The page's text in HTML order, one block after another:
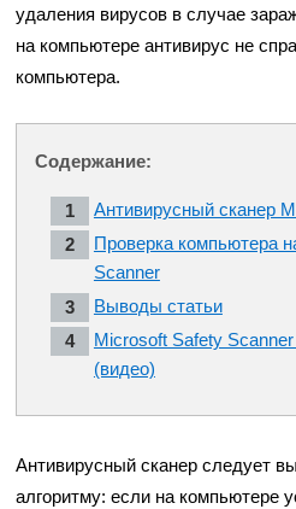
удаления вирусов в случае
на компьютере антивирус не
компьютера.
Содержание:
Антивирусный сканер
Проверка компьютера
Scanner
Выводы статьи
Microsoft Safety
(видео)
Антивирусный сканер следует
алгоритму: если на компьютере